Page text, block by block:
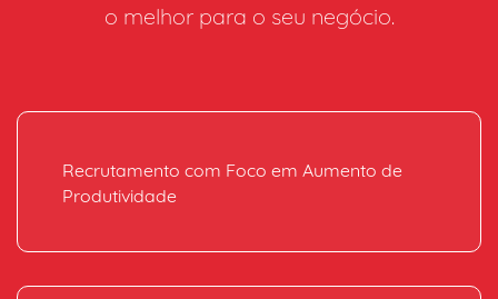
o melhor para o seu negócio.
Recrutamento ​com Foco em ​Aumento de
Produtividade